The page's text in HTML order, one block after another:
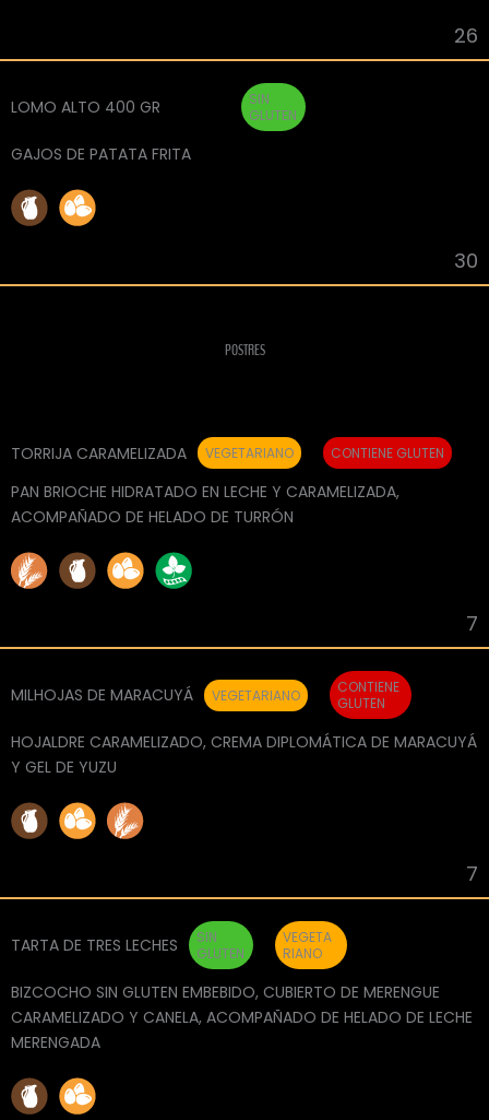
26
LOMO ALTO 400 GR
SIN
GLUTEN
GAJOS DE PATATA FRITA
30
POSTRES
TORRIJA CARAMELIZADA VEGETARIANO CONTIENE GLUTEN
PAN BRIOCHE HIDRATADO EN LECHE Y CARAMELIZADA,
ACOMPAÑADO DE HELADO DE TURRÓN
7
MILHOJAS DE MARACUYÁ VEGETARIANO
CONTIENE
GLUTEN
HOJALDRE CARAMELIZADO, CREMA DIPLOMÁTICA DE MARACUYÁ
Y GEL DE YUZU
7
TARTA DE TRES LECHES
SIN
GLUTEN
VEGETA
RIANO
BIZCOCHO SIN GLUTEN EMBEBIDO, CUBIERTO DE MERENGUE
CARAMELIZADO Y CANELA, ACOMPAÑADO DE HELADO DE LECHE
MERENGADA